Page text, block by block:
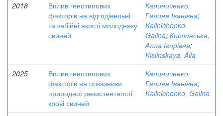
2018
Вплив генотипових
факторів на відгодівельні
та забійні якості молодняку
свиней
Калиниченко,
Галина Іванівна;
Kalinichenko,
Galina; Кислинська,
Алла Ігорівна;
Kislinskaya, Alla
2025
Вплив генотипових
факторів на показники
природної резистентності
крові свиней
Калиниченко,
Галина Іванівна;
Kalinichenko, Galina